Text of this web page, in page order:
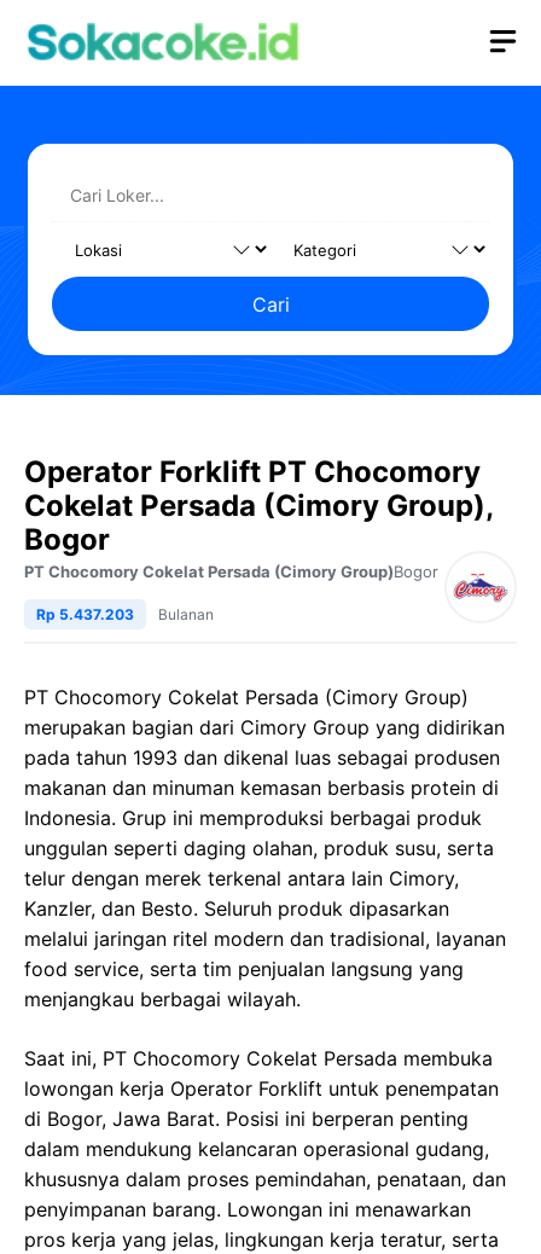
Cari
Operator Forklift PT Chocomory
Cokelat Persada (Cimory Group),
Bogor
PT Chocomory Cokelat Persada (Cimory Group)Bogor
Rp 5.437.203 Bulanan
PT Chocomory Cokelat Persada (Cimory Group)
merupakan bagian dari Cimory Group yang didirikan
pada tahun 1993 dan dikenal luas sebagai produsen
makanan dan minuman kemasan berbasis protein di
Indonesia. Grup ini memproduksi berbagai produk
unggulan seperti daging olahan, produk susu, serta
telur dengan merek terkenal antara lain Cimory,
Kanzler, dan Besto. Seluruh produk dipasarkan
melalui jaringan ritel modern dan tradisional, layanan
food service, serta tim penjualan langsung yang
menjangkau berbagai wilayah.
Saat ini, PT Chocomory Cokelat Persada membuka
lowongan kerja Operator Forklift untuk penempatan
di Bogor, Jawa Barat. Posisi ini berperan penting
dalam mendukung kelancaran operasional gudang,
khususnya dalam proses pemindahan, penataan, dan
penyimpanan barang. Lowongan ini menawarkan
pros kerja yang jelas, lingkungan kerja teratur, serta